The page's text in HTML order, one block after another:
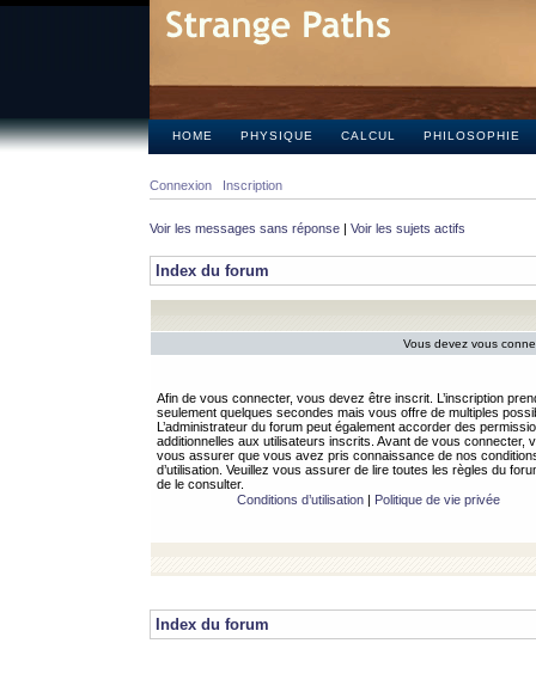
HOME PHYSIQUE CALCUL PHILOSOPHIE
Connexion Inscription
Voir les messages sans réponse | Voir les sujets actifs
Index du forum
Vous devez vous
Afin de vous connecter, vous devez être inscrit. L’inscription
seulement quelques secondes mais vous offre de multiples
L’administrateur du forum peut également accorder des
additionnelles aux utilisateurs inscrits. Avant de vous connecter,
vous assurer que vous avez pris connaissance de nos
d’utilisation. Veuillez vous assurer de lire toutes les règles du
de le consulter.
Conditions d’utilisation| Politique de vie privée
Index du forum